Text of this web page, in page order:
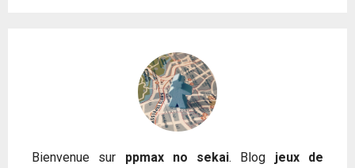
Bienvenue sur ppmax no sekai. Blog jeux de